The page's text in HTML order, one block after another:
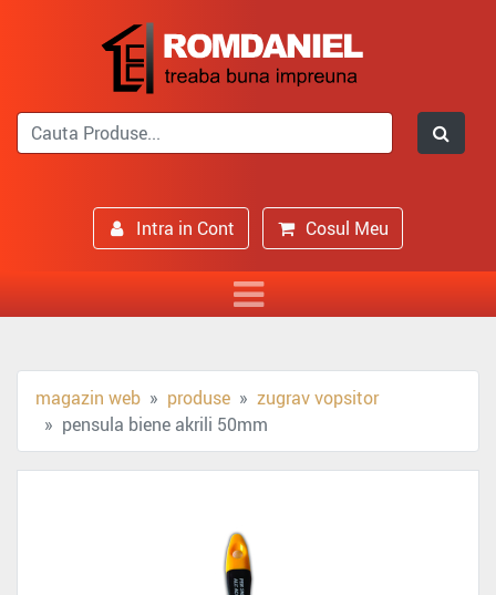
Intra in Cont Cosul Meu
magazin web produse
zugrav vopsitor
pensula biene akrili 50mm